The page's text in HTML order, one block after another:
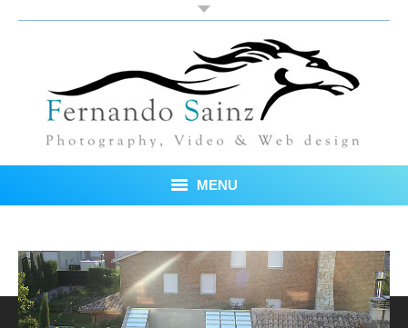
MENU
Fotos
Blog